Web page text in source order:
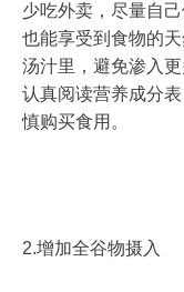
少吃外卖，尽量自
也能享受到食物的
汤汁里，避免渗入
认真阅读营养成分
慎购买食用。
2.增加全谷物摄入